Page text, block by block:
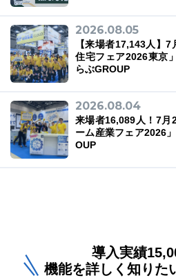
2026.08.05
【来場者17,143人】
住宅フェア2026東京
らぶGROUP
2026.08.04
来場者16,089人！7月
ーム産業フェア2026
OUP
導入実績
機能を詳しく知りた